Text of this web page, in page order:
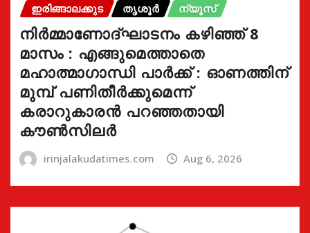
ഇരിങ്ങാലക്കുട തൃശൂർ ന്യൂസ്
നിർമ്മാണോദ്ഘാടനം കഴിഞ്ഞ് 8
മാസം : എങ്ങുമെത്താതെ
മഹാത്മാഗാന്ധി പാർക്ക് : ഓണത്തിന്
മുമ്പ് പണിതീർക്കുമെന്ന്
കരാറുകാരൻ പറഞ്ഞതായി
കൗൺസിലർ
irinjalakudatimes.com Aug 6, 2026